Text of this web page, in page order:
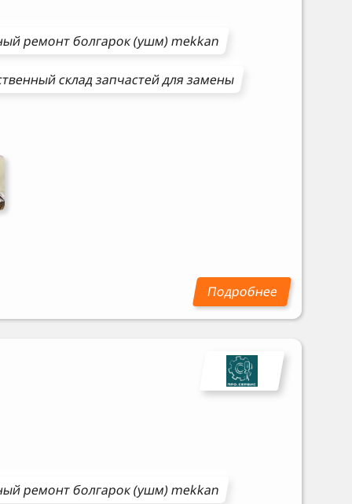
ремонтболгарок (ушм)mekkan
склад запчастей для замены
ремонтболгарок (ушм)mekkan